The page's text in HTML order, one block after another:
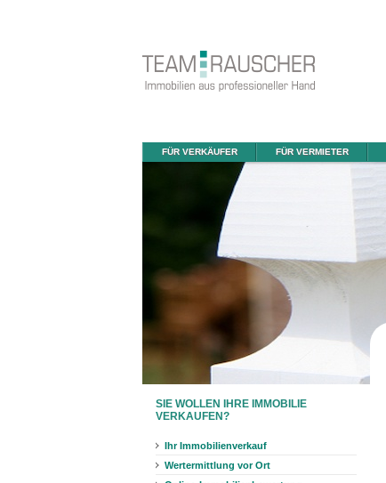
FÜR VERKÄUFER FÜR VERMIETER
SIE WOLLEN IHRE IMMOBILIE
VERKAUFEN?
Ihr Immobilienverkauf
Wertermittlung vor Ort